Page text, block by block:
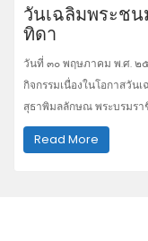
วันเฉลิมพระชน
ทิดา
วันที่ ๓๐ พฤษภาคม พ.ศ. ๒
กิจกรรมเนื่องในโอกาสวัน
สุธาพิมลลักษณ พระบรมร
Read More